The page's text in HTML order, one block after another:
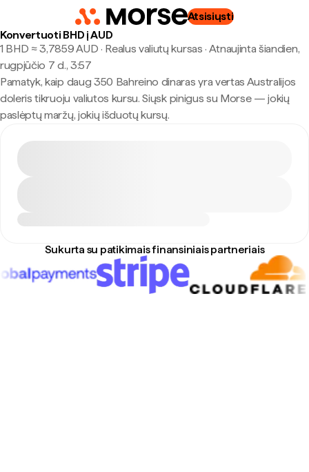
Atsisiųsti
Konvertuoti BHD į AUD
1 BHD ≈ 3,7859 AUD · Realus valiutų kursas · Atnaujinta šiandien,
rugpjūčio 7 d., 3:57
Pamatyk, kaip daug 350 Bahreino dinaras yra vertas Australijos
doleris tikruoju valiutos kursu. Siųsk pinigus su Morse — jokių
paslėptų maržų, jokių išduotų kursų.
Sukurta su patikimais finansiniais partneriais